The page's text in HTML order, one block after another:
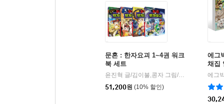
문혼 : 한자요괴 1~4권 워크
북 세트
윤진혁 글/김이불,콩자 그림/이서윤 감수/신태훈 기획
51,200원 (10% 할인)
에그
채집